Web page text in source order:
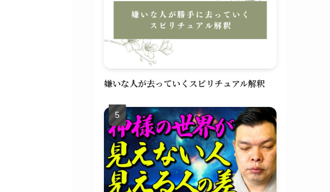
嫌いな人が去っていくスピリチュアル解釈